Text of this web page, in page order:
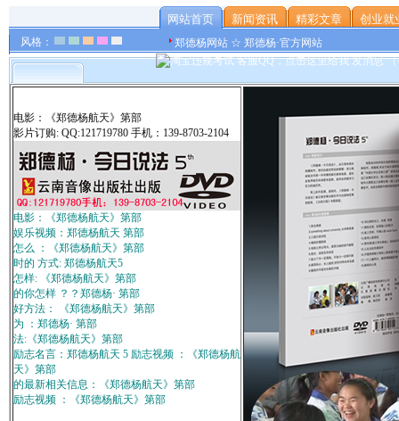
风格：
网站首页 新闻资讯 精彩文章 创业就
郑德杨网站 ☆ 郑德杨·官方网站
电影：《郑德杨航天》第部
影片订购: QQ:121719780 手机：139-8703-2104
电影：《郑德杨航天》第部
娱乐视频：郑德杨航天 第部
怎么 ：《郑德杨航天》第部
时的 方式: 郑德杨航天5
怎样: 《郑德杨航天》第部
的你怎样 ？？郑德杨· 第部
好方法： 《郑德杨航天》第部
为 ：郑德杨· 第部
法:《郑德杨航天》第部
励志名言：郑德杨航天 5 励志视频 ：《郑德杨航
天》第部
的最新相关信息：《郑德杨航天》第部
励志视频 ：《郑德杨航天》第部